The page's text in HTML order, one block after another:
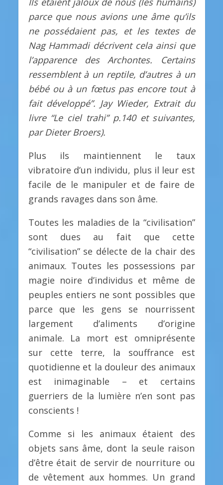
parce que nous avions une âme qu’ils
ne possédaient pas, et les textes de
Nag Hammadi décrivent cela ainsi que
l’apparence des Archontes. Certains
ressemblent à un reptile, d’autres à un
bébé ou à un fœtus pas encore tout à
fait développé”. Jay Wieder, Extrait du
livre “Le ciel trahi” p.140 et suivantes,
par Dieter Broers).
Plus ils maintiennent le taux
vibratoire d’un individu, plus il leur est
facile de le manipuler et de faire de
grands ravages dans son âme.
Toutes les maladies de la “civilisation”
sont dues au fait que cette
“civilisation” se délecte de la chair des
animaux. Toutes les possessions par
magie noire d’individus et même de
peuples entiers ne sont possibles que
parce que les gens se nourrissent
largement d’aliments d’origine
animale. La mort est omniprésente
sur cette terre, la souffrance est
quotidienne et la douleur des animaux
est inimaginable – et certains
guerriers de la lumière n’en sont pas
conscients !
Comme si les animaux étaient des
objets sans âme, dont la seule raison
d’être était de servir de nourriture ou
de vêtement aux hommes. Un grand